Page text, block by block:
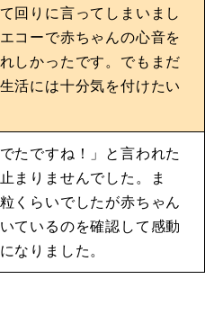
回りに言ってしまいまし
コーで赤ちゃんの心音を
しかったです。でもまだ
活には十分気を付けたい
たですね！」と言われた
まりませんでした。ま
くらいでしたが赤ちゃん
ているのを確認して感動
なりました。